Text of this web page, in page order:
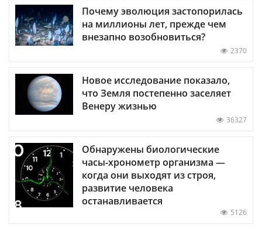
Почему эволюция застопорилась
на миллионы лет, прежде чем
внезапно возобновиться?
2370
Новое исследование показало,
что Земля постепенно заселяет
Венеру жизнью
36327
Обнаружены биологические
часы-хронометр организма —
когда они выходят из строя,
развитие человека
останавливается
5126